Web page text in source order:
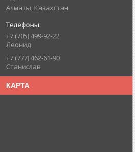
Алматы, Казахстан
+7 (705) 499-92-22
Леонид
+7 (777) 462-61-90
Станислав
КАРТА